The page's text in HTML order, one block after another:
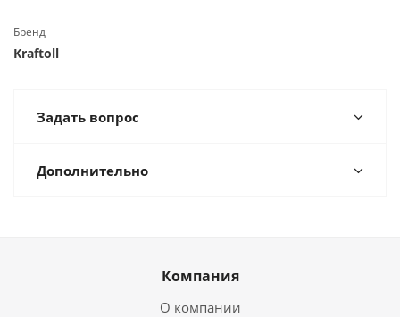
Бренд
Kraftoll
Задать вопрос
Дополнительно
Компания
О компании